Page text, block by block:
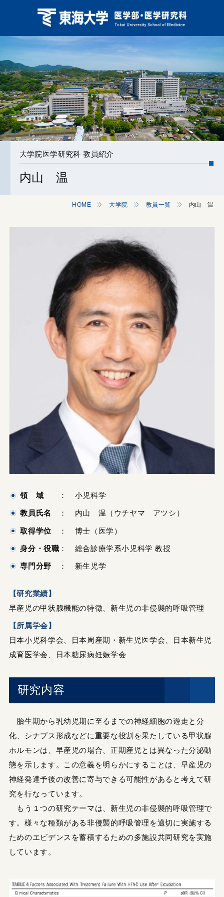
大学院医学研究科 教員紹介
内山 温
HOME 大学院 教員一覧 内山 温
領 域 ： 小児科学
教員氏名 ： 内山 温（ウチヤマ アツシ）
取得学位 ： 博士（医学）
身分・役職 ： 総合診療学系小児科学 教授
専門分野 ： 新生児学
【研究業績】
早産児の甲状腺機能の特徴、新生児の非侵襲的呼吸管理
【所属学会】
日本小児科学会、日本周産期・新生児医学会、日本新生児
成育医学会、日本糖尿病妊娠学会
研究内容
胎生期から乳幼児期に至るまでの神経細胞の遊走と分
化、シナプス形成などに重要な役割を果たしている甲状腺
ホルモンは、早産児の場合、正期産児とは異なった分泌動
態を示します。この意義を明らかにすることは、早産児の
神経発達予後の改善に寄与できる可能性があると考えて研
究を行なっています。
もう１つの研究テーマは、新生児の非侵襲的呼吸管理で
す。様々な種類がある非侵襲的呼吸管理を適切に実施する
ためのエビデンスを蓄積するための多施設共同研究を実施
しています。